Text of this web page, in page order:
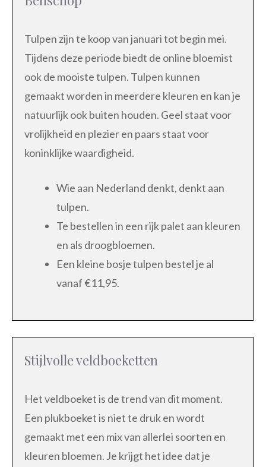
Tulpen zijn te koop van januari tot begin mei.
Tijdens deze periode biedt de online bloemist
ook de mooiste tulpen. Tulpen kunnen
gemaakt worden in meerdere kleuren en kan je
natuurlijk ook buiten houden. Geel staat voor
vrolijkheid en plezier en paars staat voor
koninklijke waardigheid.
Wie aan Nederland denkt, denkt aan
tulpen.
Te bestellen in een rijk palet aan kleuren
en als droogbloemen.
Een kleine bosje tulpen bestel je al
vanaf €11,95.
Stijlvolle veldboeketten
Het veldboeket is de trend van dit moment.
Een plukboeket is niet te druk en wordt
gemaakt met een mix van allerlei soorten en
kleuren bloemen. Je krijgt het idee dat je